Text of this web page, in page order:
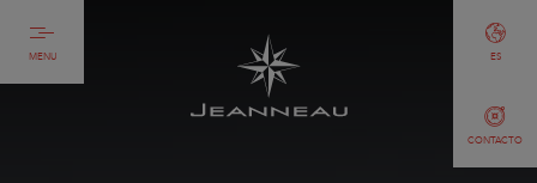
MENU
CONTACTO
ES